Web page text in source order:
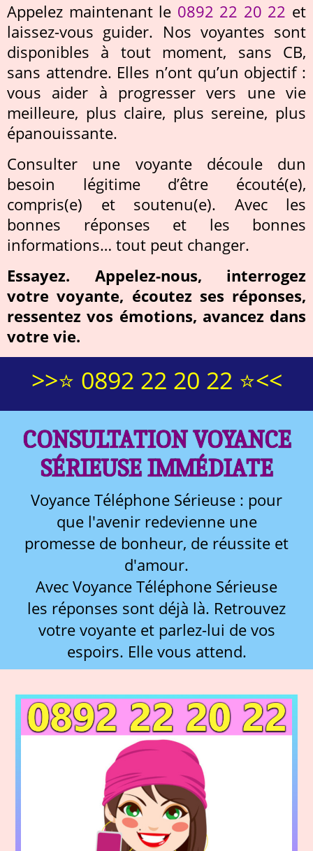
Appelez maintenant le 0892 22 20 22 et
laissez-vous guider. Nos voyantes sont
disponibles à tout moment, sans CB,
sans attendre. Elles n’ont qu’un objectif :
vous aider à progresser vers une vie
meilleure, plus claire, plus sereine, plus
épanouissante.
Consulter une voyante découle dun
besoin légitime d’être écouté(e),
compris(e) et soutenu(e). Avec les
bonnes réponses et les bonnes
informations… tout peut changer.
Essayez. Appelez-nous, interrogez
votre voyante, écoutez ses réponses,
ressentez vos émotions, avancez dans
votre vie.
>>⭐ 0892 22 20 22 ⭐<<
CONSULTATION VOYANCE
SÉRIEUSE IMMÉDIATE
Voyance Téléphone Sérieuse : pour
que l'avenir redevienne une
promesse de bonheur, de réussite et
d'amour.
Avec Voyance Téléphone Sérieuse
les réponses sont déjà là. Retrouvez
votre voyante et parlez-lui de vos
espoirs. Elle vous attend.